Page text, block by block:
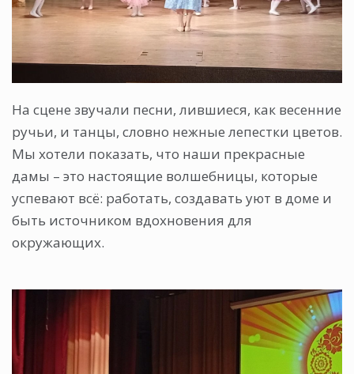
На сцене звучали песни, лившиеся, как весенние
ручьи, и танцы, словно нежные лепестки цветов.
Мы хотели показать, что наши прекрасные
дамы – это настоящие волшебницы, которые
успевают всё: работать, создавать уют в доме и
быть источником вдохновения для
окружающих.